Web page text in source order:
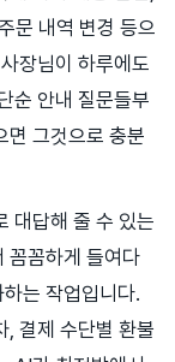
문 내역 변경 등으
장님이 하루에도
순 안내 질문들부
면 그것으로 충분
대답해 줄 수 있는
꼼꼼하게 들여다
는 작업입니다.
, 결제 수단별 환불